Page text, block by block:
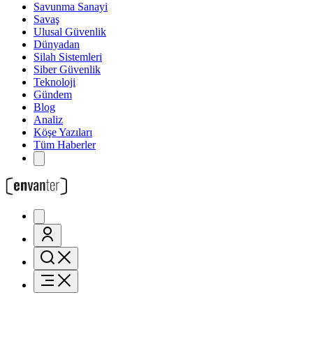
Savunma Sanayi
Savaş
Ulusal Güvenlik
Dünyadan
Silah Sistemleri
Siber Güvenlik
Teknoloji
Gündem
Blog
Analiz
Köşe Yazıları
Tüm Haberler